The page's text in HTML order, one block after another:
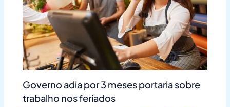
Governo adia por 3 meses portaria sobre
trabalho nos feriados